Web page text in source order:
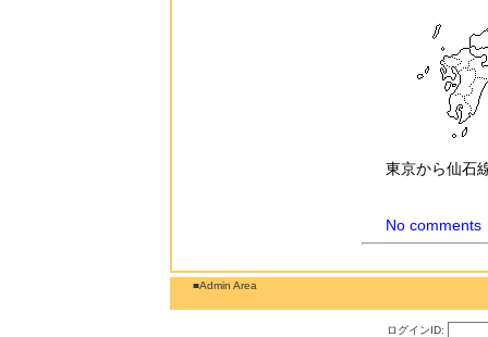
東京から仙石
No comments
■Admin Area
ログインID: